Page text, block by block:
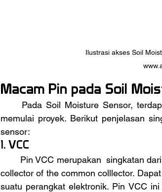
Ilustrasi akses Soil
Macam Pin pada Soil
memulai proyek. Berikut penjelasan
sensor:
1. VCC
collector of the common colllector.
suatu perangkat elektronik. Pin VCC